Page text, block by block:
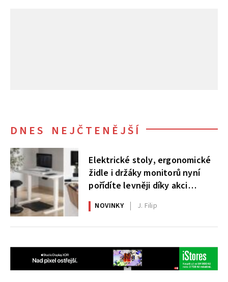
DNES NEJČTENĚJŠÍ
Elektrické stoly, ergonomické
židle i držáky monitorů nyní
pořídíte levněji díky akci
AlzaErgo
NOVINKY J. Filip